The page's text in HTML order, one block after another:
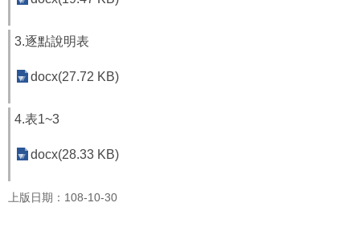
性
別
平
專
障
3.逐點說明表
docx(27.72 KB)
4.表1~3
docx(28.33 KB)
上版日期：108-10-30